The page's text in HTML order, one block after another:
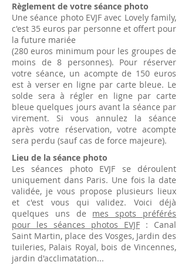
Règlement de votre séance photo
Une séance photo EVJF avec Lovely family,
c'est 35 euros par personne et offert pour
la future mariée
(280 euros minimum pour les groupes de
moins de 8 personnes). Pour réserver
votre séance, un acompte de 150 euros
est à verser en ligne par carte bleue. Le
solde sera à régler en ligne par carte
bleue quelques jours avant la séance par
virement. Si vous annulez la séance
après votre réservation, votre acompte
sera perdu (sauf cas de force majeure).
Lieu de la séance photo
Les séances photo EVJF se déroulent
uniquement dans Paris. Une fois la date
validée, je vous propose plusieurs lieux
et c'est vous qui validez. Voici déjà
quelques uns de mes spots préférés
pour les séances photos EVJF : Canal
Saint Martin, place des Vosges, Jardin des
tuileries, Palais Royal, bois de Vincennes,
jardin d'acclimatation...